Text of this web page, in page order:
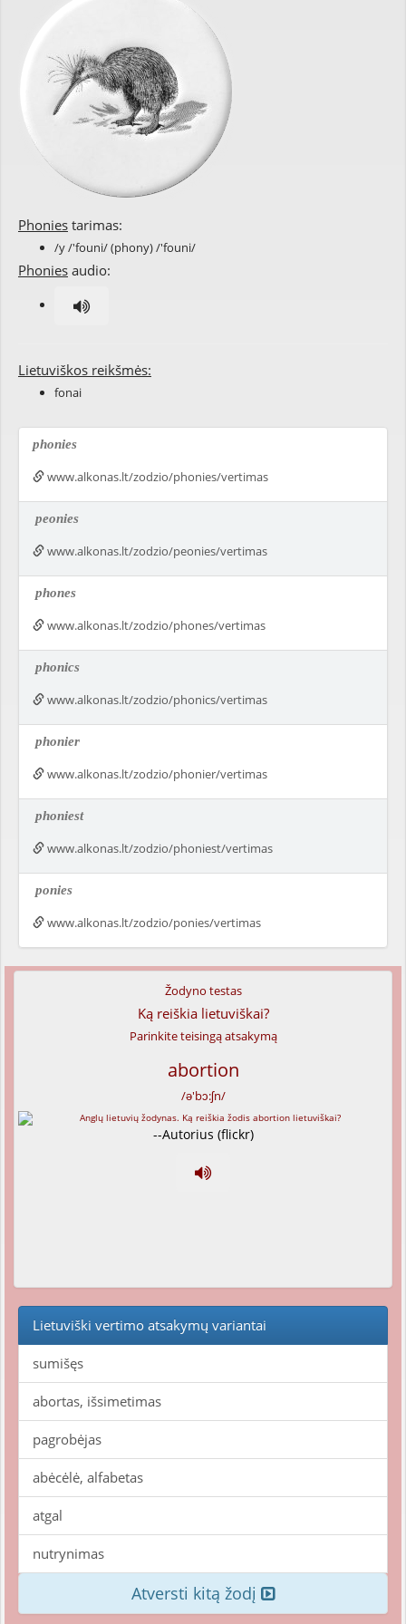
Phonies tarimas:
/y /'founi/ (phony) /'founi/
Phonies audio:
Lietuviškos reikšmės:
fonai
phonies
www.alkonas.lt/zodzio/phonies/vertimas
peonies
www.alkonas.lt/zodzio/peonies/vertimas
phones
www.alkonas.lt/zodzio/phones/vertimas
phonics
www.alkonas.lt/zodzio/phonics/vertimas
phonier
www.alkonas.lt/zodzio/phonier/vertimas
phoniest
www.alkonas.lt/zodzio/phoniest/vertimas
ponies
www.alkonas.lt/zodzio/ponies/vertimas
Žodyno testas
Ką reiškia lietuviškai?
Parinkite teisingą atsakymą
abortion
/ə'bɔ:ʃn/
--Autorius (flickr)
Lietuviški vertimo atsakymų variantai
sumišęs
abortas, išsimetimas
pagrobėjas
abėcėlė, alfabetas
atgal
nutrynimas
Atversti kitą žodį